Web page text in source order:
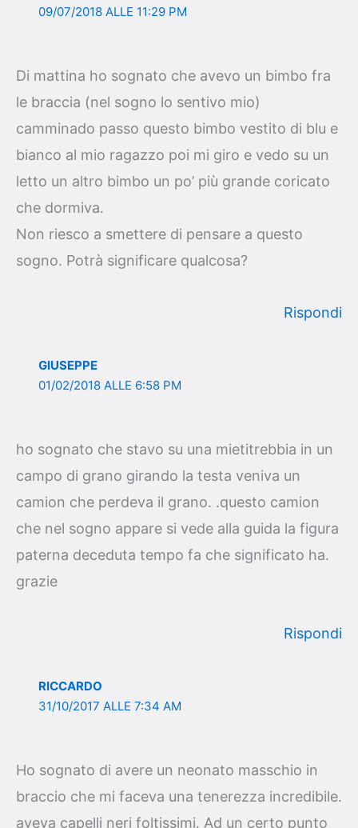
09/07/2018 ALLE 11:29 PM
Di mattina ho sognato che avevo un bimbo fra
le braccia (nel sogno lo sentivo mio)
camminado passo questo bimbo vestito di blu e
bianco al mio ragazzo poi mi giro e vedo su un
letto un altro bimbo un po’ più grande coricato
che dormiva.
Non riesco a smettere di pensare a questo
sogno. Potrà significare qualcosa?
Rispondi
GIUSEPPE
01/02/2018 ALLE 6:58 PM
ho sognato che stavo su una mietitrebbia in un
campo di grano girando la testa veniva un
camion che perdeva il grano. .questo camion
che nel sogno appare si vede alla guida la figura
paterna deceduta tempo fa che significato ha.
grazie
Rispondi
RICCARDO
31/10/2017 ALLE 7:34 AM
Ho sognato di avere un neonato masschio in
braccio che mi faceva una tenerezza incredibile.
aveva capelli neri foltissimi. Ad un certo punto